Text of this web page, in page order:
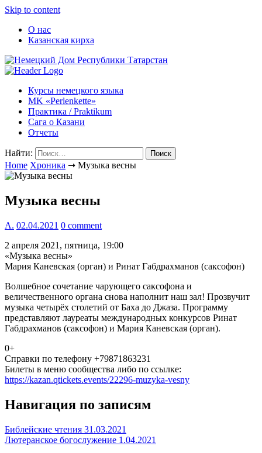
Skip to content
О нас
Казанская кирха
Курсы немецкого языка
МK «Perlenkette»
Практика / Praktikum
Сага о Казани
Отчеты
Найти:
Home Хроника ➞ Музыка весны
Музыка весны
А. 02.04.2021 0 comment
2 апреля 2021, пятница, 19:00
«Музыка весны»
Мария Каневская (орган) и Ринат Габдрахманов (саксофон)
Волшебное сочетание чарующего саксофона и
величественного органа снова наполнит наш зал! Прозвучит
музыка четырёх столетий от Баха до Джаза. Программу
представляют лауреаты международных конкурсов Ринат
Габдрахманов (саксофон) и Мария Каневская (орган).
0+
Справки по телефону +79871863231
Билеты в меню сообщества либо по ссылке:
https://kazan.qtickets.events/22296-muzyka-vesny
Навигация по записям
Библейские чтения 31.03.2021
Лютеранское богослужение 1.04.2021